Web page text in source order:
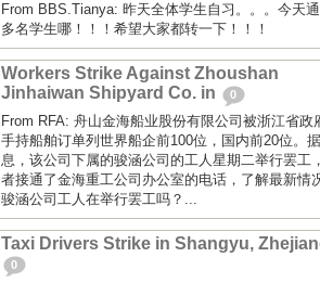
From BBS.Tianya: 昨天全体学生自习。。。今天
多名学生哪！！！希望大家都转一下！！！
Workers Strike Against Zhoushan
Jinhaiwan Shipyard Co. in
0
From RFA: 舟山金海船业股份有限公司被浙江省
手持船舶订单列世界船企前100位，国内前20位。
息，该公司下属的骏涵公司的工人星期二举行罢工
者接通了金海重工公司办公室的电话，了解最新情
骏涵公司工人在举行罢工吗？...
Taxi Drivers Strike in Shangyu,
0